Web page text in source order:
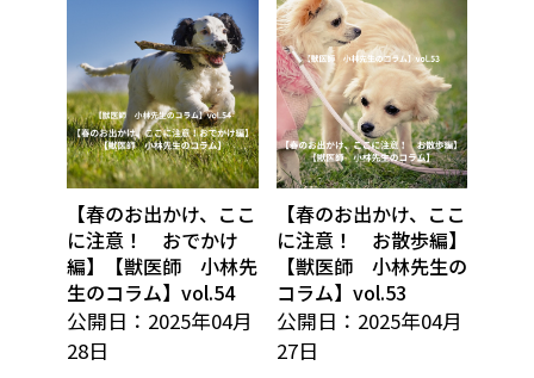
【春のお出かけ、ここ
に注意！ おでかけ
編】【獣医師 小林先
生のコラム】vol.54
公開日：2025年04月
28日
【春のお出かけ、ここ
に注意！ お散歩編】
【獣医師 小林先生の
コラム】vol.53
公開日：2025年04月
27日